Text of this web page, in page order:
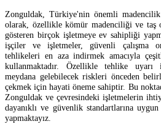
Zonguldak, Türkiye'nin önemli
olarak, özellikle kömür madenciliği ve taş
gösteren birçok işletmeye ev sahipliği
işçiler ve işletmeler, güvenli çalışma
tehlikeleri en aza indirmek amacıyla
kullanmaktadır. Özellikle tehlike uyarı
meydana gelebilecek riskleri önceden
çekmek için hayati öneme sahiptir. Bu
Zonguldak ve çevresindeki işletmelerin
dayanıklı ve güvenlik standartlarına
yapmaktayız.